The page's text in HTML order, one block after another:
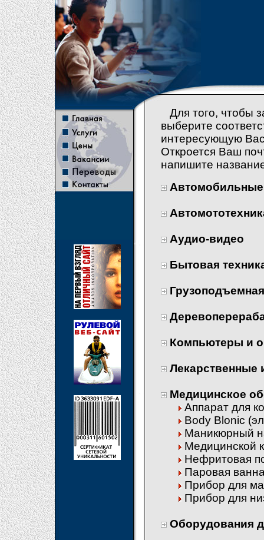
Для того, чтобы
выберите
интересующую
Откроется Ваш
напишите
Аудио-видео
Бытовая
Компьютеры и
Лекарственные
Медицинское
Аппарат для
Body Blonic
Маникюрный
Медицинской
Нефритовая
Паровая
Прибор для
Прибор для
Оборудования